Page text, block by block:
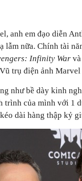
anh em đạo diễn
lẫm nữa. Chính tài
Infinity War và
trụ điện ảnh
như bề dày kinh
trình của mình với 1
dài hàng thập kỷ